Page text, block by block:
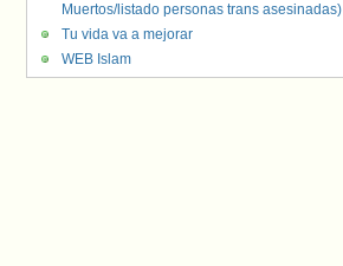
Muertos/listado personas trans asesinadas)
Tu vida va a mejorar
WEB Islam